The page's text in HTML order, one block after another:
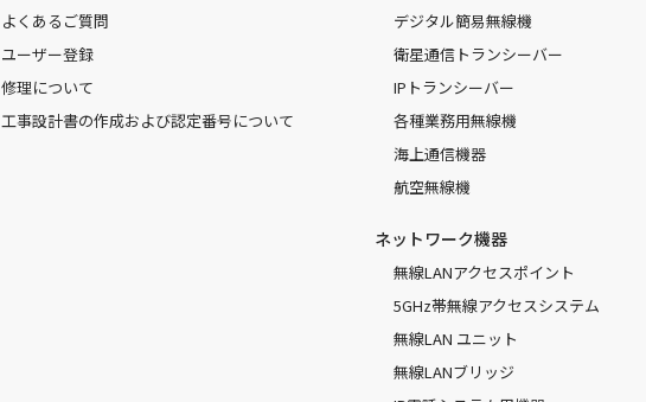
よくあるご質問
ユーザー登録
修理について
工事設計書の作成および認定番号について
デジタル簡易無線機
衛星通信トランシーバー
IPトランシーバー
各種業務用無線機
海上通信機器
航空無線機
ネットワーク機器
無線LANアクセスポイント
5GHz帯無線アクセスシステム
無線LAN ユニット
無線LANブリッジ